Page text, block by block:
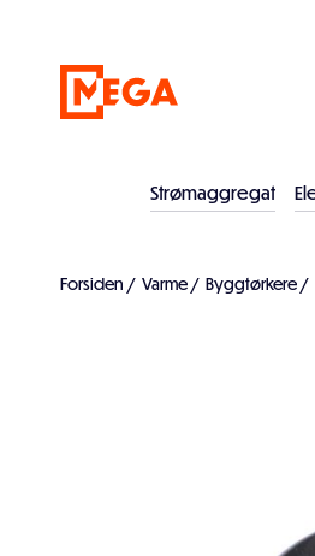
Strømaggregat
Forsiden / Varme / Byggtørkere /